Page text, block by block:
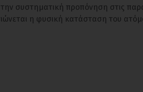
συστηματική προπόνηση στις
η φυσική κατάσταση του